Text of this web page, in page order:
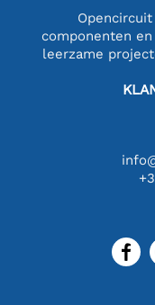
componenten
leerzame